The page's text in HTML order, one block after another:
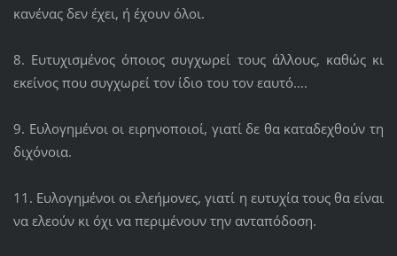
κανένας δεν έχει, ή έχουν όλοι.
8. Ευτυχισμένος όποιος συγχωρεί τους άλλους, καθώς κι
εκείνος που συγχωρεί τον ίδιο του τον εαυτό....
9. Ευλογημένοι οι ειρηνοποιοί, γιατί δε θα καταδεχθούν τη
διχόνοια.
11. Ευλογημένοι οι ελεήμονες, γιατί η ευτυχία τους θα είναι
να ελεούν κι όχι να περιμένουν την ανταπόδοση.